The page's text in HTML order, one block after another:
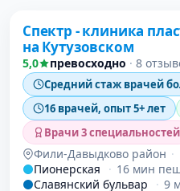
Спектр - клиника
на Кутузовском
5,0 превосходно · 8
Средний стаж врачей
16 врачей, опыт 5+ лет
Врачи 3 специальностей
Фили-Давыдково район ·
Пионерская
· 16 мин
Славянский бульвар
· 9